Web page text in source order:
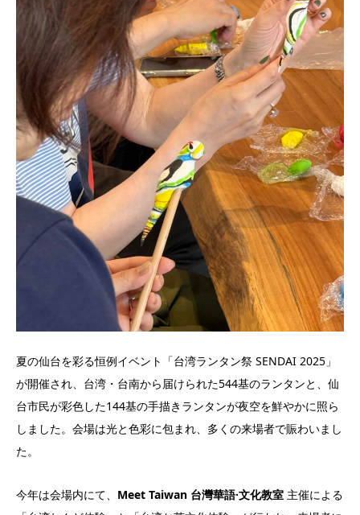
夏の仙台を彩る恒例イベント「台湾ランタン祭 SENDAI 2025」
が開催され、台湾・台南から届けられた544基のランタンと、仙
台市民が彩色した144基の手描きランタンが夜空を鮮やかに照ら
しました。会場は光と色彩に包まれ、多くの来場者で賑わいまし
た。
今年は会場内にて、 Meet Taiwan 台灣華語·文化教室 主催による